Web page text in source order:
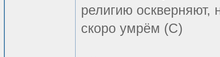
религию
скоро умрём (С)